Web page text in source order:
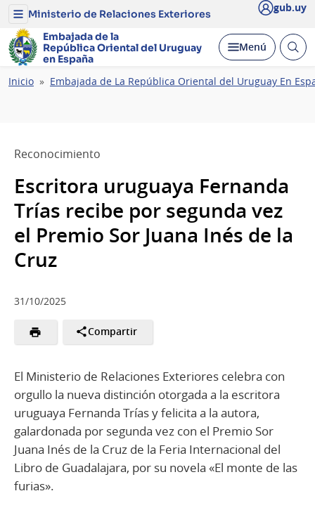
Menú
del
Ministerio
de
Relaciones
Exteriores
Ministerio de Relaciones Exteriores gub.uy
Embajada de la
República Oriental del Uruguay
en España
Desplegar
Menú Abrir
Ruta
Inicio Embajada de La República Oriental del Uruguay En
Reconocimiento
Escritora uruguaya Fernanda
Trías recibe por segunda vez
el Premio Sor Juana Inés de la
Cruz
31/10/2025
Compartir
El Ministerio de Relaciones Exteriores celebra con
orgullo la nueva distinción otorgada a la escritora
uruguaya Fernanda Trías y felicita a la autora,
galardonada por segunda vez con el Premio Sor
Juana Inés de la Cruz de la Feria Internacional del
Libro de Guadalajara, por su novela «El monte de las
furias».